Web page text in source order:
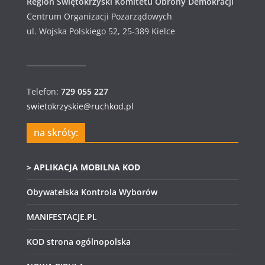
Centrum Organizacji Pozarządowych
ul. Wojska Polskiego 52, 25-389 Kielce
Telefon: 729 055 227
swietokrzyskie@ruchkod.pl
na skróty:
> APLIKACJA MOBILNA KOD
Obywatelska Kontrola Wyborów
MANIFESTACJE.PL
KOD strona ogólnopolska